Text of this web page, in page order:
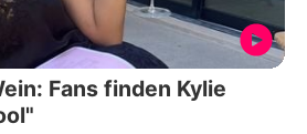
Fans finden Kylie